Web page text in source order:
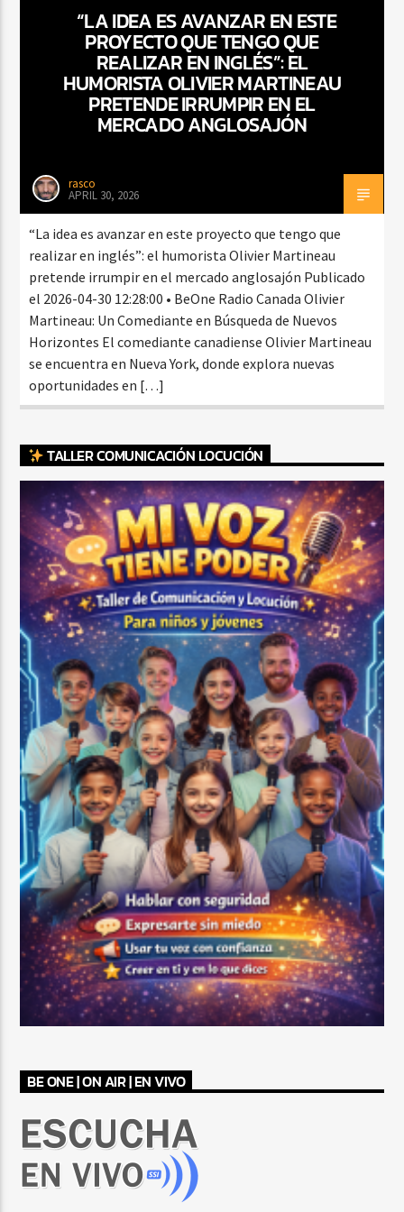
CURRENT SHOW
BALADAS Y VALLENATO
2:00 PM 5:00 PM
“LA IDEA ES AVANZAR EN ESTE
PROYECTO QUE TENGO QUE
REALIZAR EN INGLÉS”: EL
HUMORISTA OLIVIER MARTINEAU
PRETENDE IRRUMPIR EN EL
MERCADO ANGLOSAJÓN
rasco
APRIL 30, 2026
“La idea es avanzar en este proyecto que tengo que
realizar en inglés”: el humorista Olivier Martineau
pretende irrumpir en el mercado anglosajón Publicado
el 2026-04-30 12:28:00 • BeOne Radio Canada Olivier
Martineau: Un Comediante en Búsqueda de Nuevos
Horizontes El comediante canadiense Olivier Martineau
se encuentra en Nueva York, donde explora nuevas
oportunidades en […]
TALLER COMUNICACIÓN LOCUCIÓN
BE ONE | ON AIR | EN VIVO